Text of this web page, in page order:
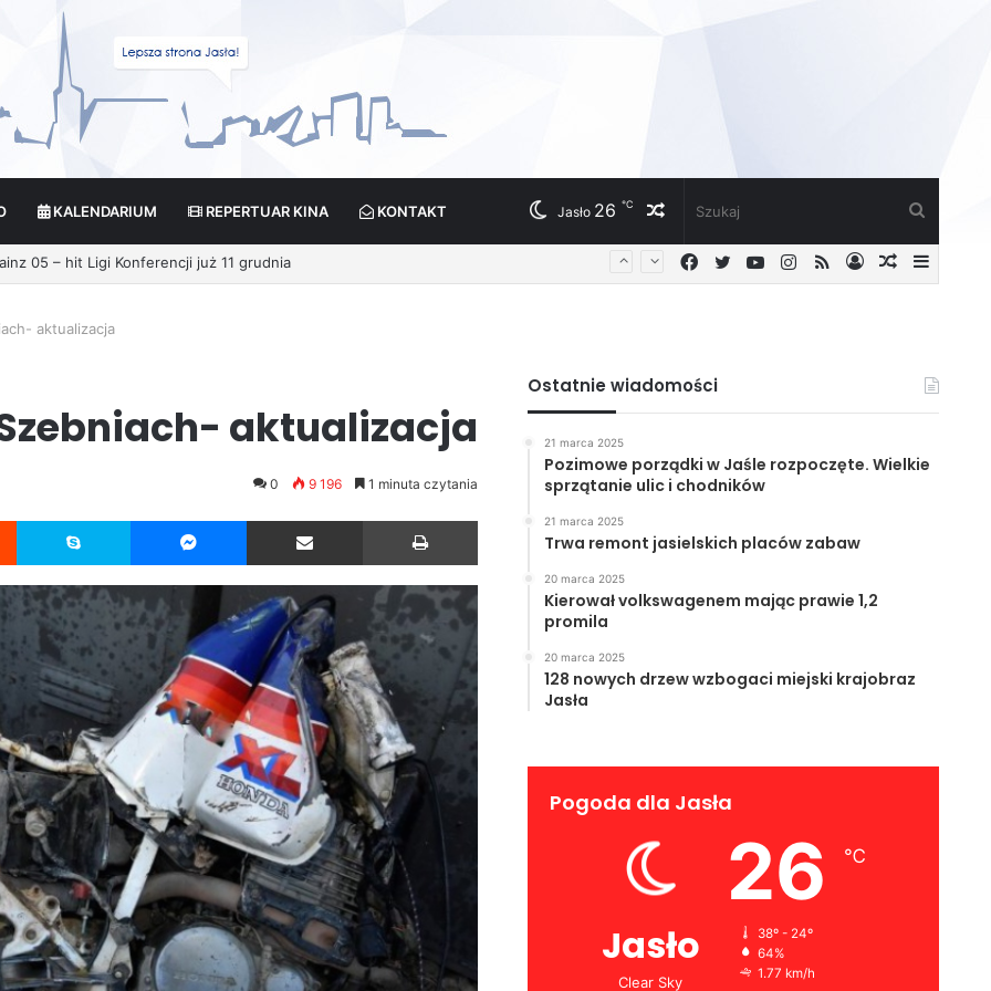
KALENDARIUM REPERTUAR KINA KONTAKT Losowy
artykuł
Jasło 26 ℃
Losowy
Zaloguj
RSS
Instagram
YouTube
Twitter
Facebook
aktualizacja
aktualizacja
0 9 196 1 minuta czytania
Reddit Skype Messenger Udostępnij przez Email
Ostatnie wiadomości
21 marca 2025
Pozimowe porządki w Jaśle rozpoczęte. Wielkie
sprzątanie ulic i chodników
21 marca 2025
Trwa remont jasielskich placów zabaw
20 marca 2025
Kierował volkswagenem mając prawie 1,2
promila
20 marca 2025
128 nowych drzew wzbogaci miejski krajobraz
Jasła
Pogoda dla Jasła
Jasło
Clear Sky
26 ℃
38º - 24º
64%
1.77 km/h